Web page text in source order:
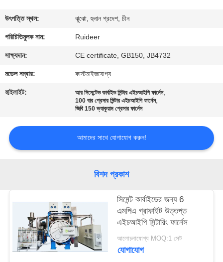
আমাদের
সাথে
যোগাযোগ
উদ্ধৃতি
অনুরোধ
করুন
সাইট
ম্যাপ
গোপনীয়তা
নীতি
উৎপত্তি স্থল: ঝুঝো, হুনান প্রদেশ, চীন
পরিচিতিমুলক নাম: Ruideer
সাক্ষ্যদান: CE certificate, GB150, JB4732
মডেল নম্বার: কাস্টমাইজযোগ্য
হাইলাইট: আর সিমেন্টেড কার্বাইড সিন্টার এইচআইপি ফার্নেস,
100 বার প্রেসার সিন্টার এইচআইপি ফার্নেস,
জিবি 150 ভ্যাকুয়াম প্রেসার ফার্নেস
আমাদের সাথে যোগাযোগ করুন!
বিশদ প্রকাশ
সিমেন্ট কার্বাইডের জন্য 6
এমপিএ গ্রাফাইট উত্তপ্ত
এইচআইপি সিন্টারিং ফার্নেস
আলোচনাযোগ্য MOQ:1 সেট
যোগাযোগ